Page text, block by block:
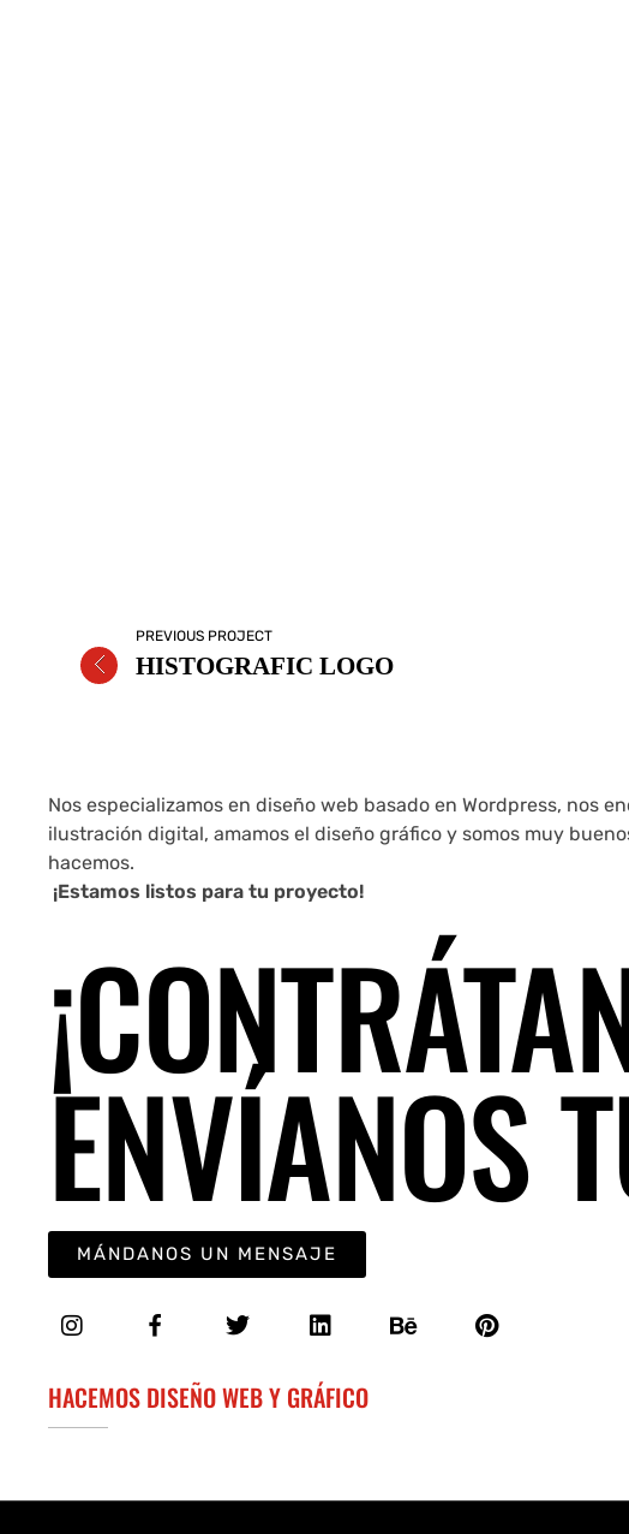
PREVIOUS PROJECT
HISTOGRAFIC LOGO
Nos especializamos en diseño web basado en Wordpress, nos
ilustración digital, amamos el diseño gráfico y somos muy
hacemos.
¡Estamos listos para tu proyecto!
ENVÍANOS
MÁNDANOS UN MENSAJE
HACEMOS DISEÑO WEB Y GRÁFICO